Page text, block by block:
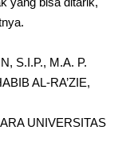
S.I.P., M.A. P.
AL-RA’ZIE,
UNIVERSITAS